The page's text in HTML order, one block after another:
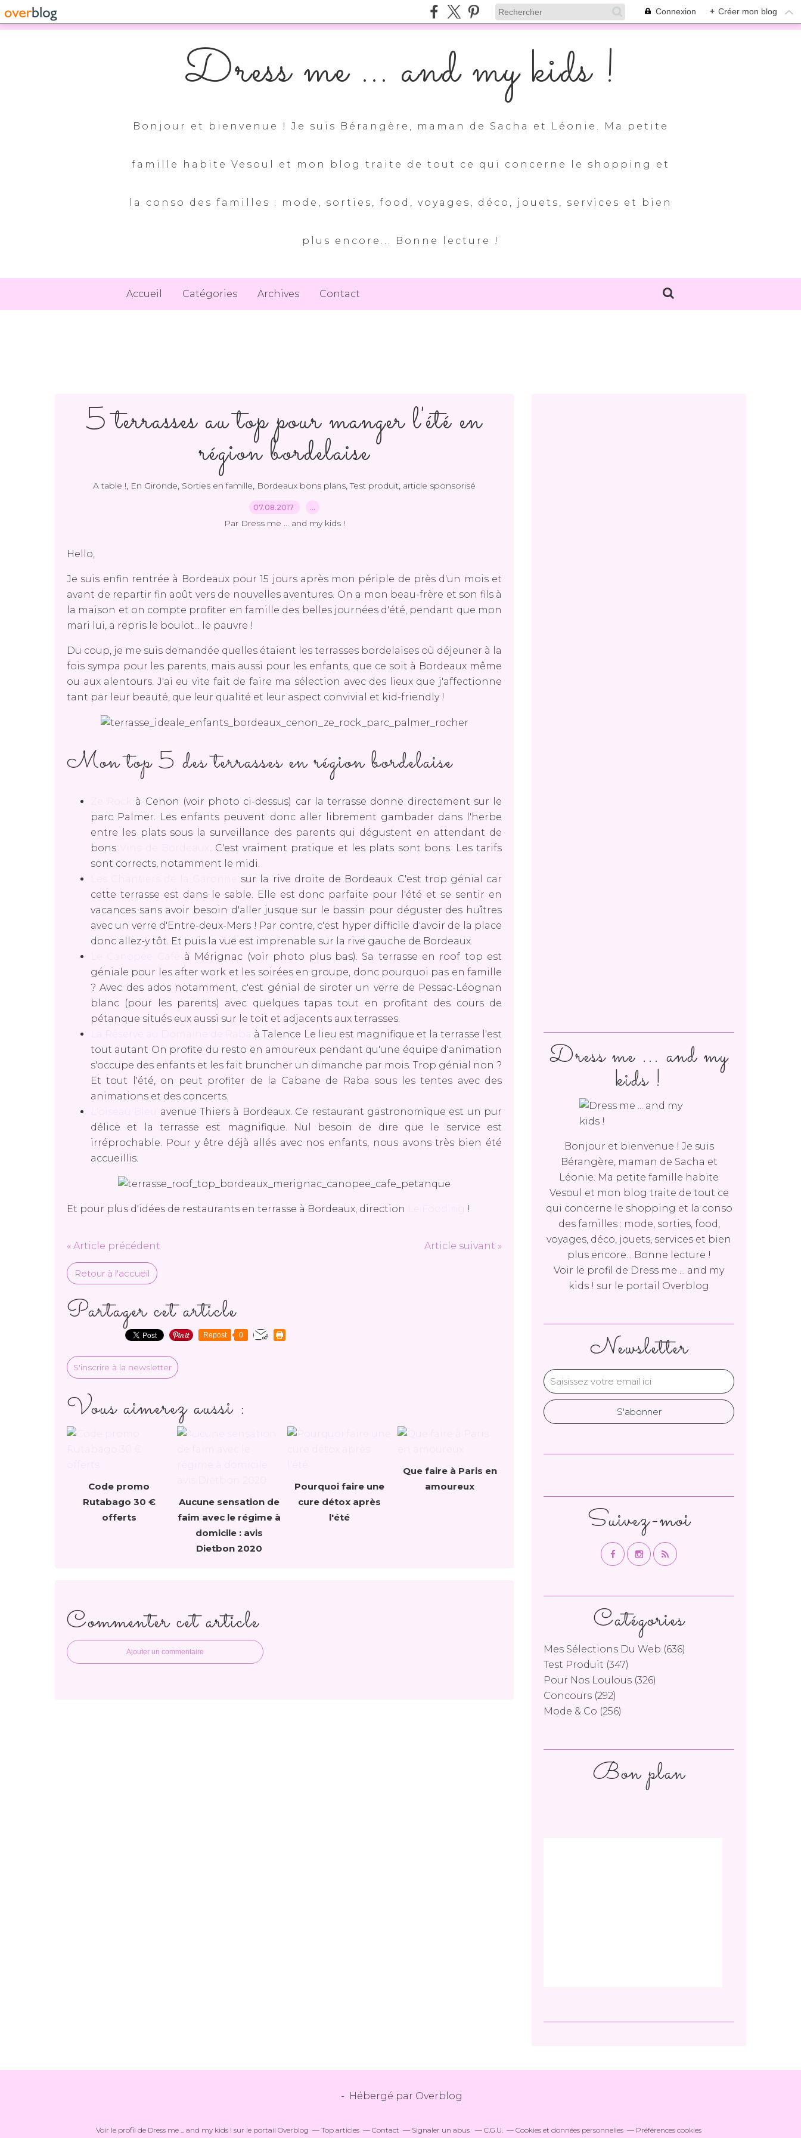
Connexion + Créer mon blog
Dress me ... and my kids !
Bonjour et bienvenue ! Je suis Bérangère, maman de Sacha et Léonie. Ma petite
famille habite Vesoul et mon blog traite de tout ce qui concerne le shopping et
la conso des familles : mode, sorties, food, voyages, déco, jouets, services et bien
plus encore... Bonne lecture !
Accueil Catégories Archives Contact
5 terrasses au top pour manger l'été en
région bordelaise
A table !, En Gironde, Sorties en famille, Bordeaux bons plans,Test produit, article sponsorisé
07.08.2017 …
Par Dress me ... and my kids !
Hello,
Je suis enfin rentrée à Bordeaux pour 15 jours après mon périple de près d'un mois et
avant de repartir fin août vers de nouvelles aventures. On a mon beau-frère et son fils à
la maison et on compte profiter en famille des belles journées d'été, pendant que mon
mari lui, a repris le boulot... le pauvre !
Du coup, je me suis demandée quelles étaient les terrasses bordelaises où déjeuner à la
fois sympa pour les parents, mais aussi pour les enfants, que ce soit à Bordeaux même
ou aux alentours. J'ai eu vite fait de faire ma sélection avec des lieux que j'affectionne
tant par leur beauté, que leur qualité et leur aspect convivial et kid-friendly !
Mon top 5 des terrasses en région bordelaise
à Cenon (voir photo ci-dessus) car la terrasse donne directement sur le
parc Palmer. Les enfants peuvent donc aller librement gambader dans l'herbe
entre les plats sous la surveillance des parents qui dégustent en attendant de
bons
. C'est vraiment pratique et les plats sont bons. Les tarifs
sont corrects, notamment le midi.
sur la rive droite de Bordeaux. C'est trop génial car
cette terrasse est dans le sable. Elle est donc parfaite pour l'été et se sentir en
vacances sans avoir besoin d'aller jusque sur le bassin pour déguster des huîtres
avec un verre d'Entre-deux-Mers ! Par contre, c'est hyper difficile d'avoir de la place
donc allez-y tôt. Et puis la vue est imprenable sur la rive gauche de Bordeaux.
à Mérignac (voir photo plus bas). Sa terrasse en roof top est
géniale pour les after work et les soirées en groupe, donc pourquoi pas en famille
? Avec des ados notamment, c'est génial de siroter un verre de Pessac-Léognan
blanc (pour les parents) avec quelques tapas tout en profitant des cours de
pétanque situés eux aussi sur le toit et adjacents aux terrasses.
à Talence Le lieu est magnifique et la terrasse l'est
tout autant On profite du resto en amoureux pendant qu'une équipe d'animation
s'occupe des enfants et les fait bruncher un dimanche par mois. Trop génial non ?
Et tout l'été, on peut profiter de la Cabane de Raba sous les tentes avec des
animations et des concerts.
avenue Thiers à Bordeaux. Ce restaurant gastronomique est un pur
délice et la terrasse est magnifique. Nul besoin de dire que le service est
irréprochable. Pour y être déjà allés avec nos enfants, nous avons très bien été
accueillis.
Et pour plus d'idées de restaurants en terrasse à Bordeaux, direction !
« Article précédent Article suivant »
Retour à l'accueil
Partager cet article
Repost 0
S'inscrire à la newsletter
Vous aimerez aussi :
Code promo
Rutabago 30 €
offerts
Aucune sensation de
faim avec le régime à
domicile : avis
Dietbon 2020
Pourquoi faire une
cure détox après
l'été
Que faire à Paris en
amoureux
Commenter cet article
Ajouter un commentaire
Newsletter
Catégories
Mes Sélections Du Web (636)
Test Produit (347)
Pour Nos Loulous (326)
Concours (292)
Mode & Co (256)
Dress me ... and my
kids !
Bonjour et bienvenue ! Je suis
Bérangère, maman de Sacha et
Léonie. Ma petite famille habite
Vesoul et mon blog traite de tout ce
qui concerne le shopping et la conso
des familles : mode, sorties, food,
voyages, déco, jouets, services et bien
plus encore... Bonne lecture !
Voir le profil de Dress me ... and my
kids ! sur le portail Overblog
Suivez-moi
Bon plan
- Hébergé par Overblog
Voir le profil de Dress me ... and my kids ! sur le portail Overblog Top articles Contact Signaler un abus C.G.U. Cookies et données personnelles Préférences cookies